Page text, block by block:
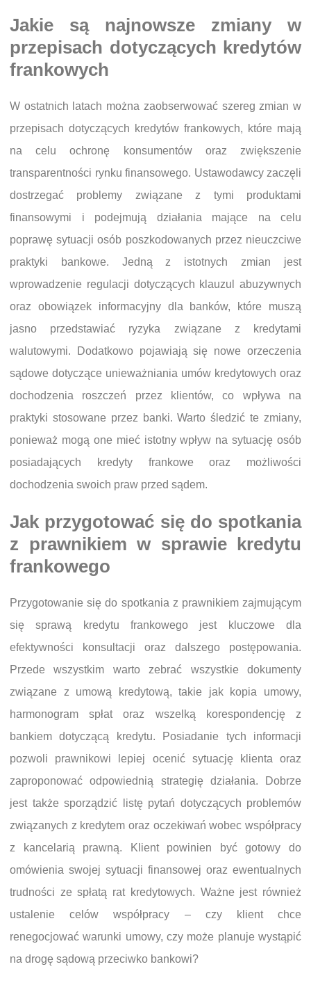
Jakie są najnowsze zmiany w
przepisach dotyczących kredytów
frankowych
W ostatnich latach można zaobserwować szereg zmian w
przepisach dotyczących kredytów frankowych, które mają
na celu ochronę konsumentów oraz zwiększenie
transparentności rynku finansowego. Ustawodawcy zaczęli
dostrzegać problemy związane z tymi produktami
finansowymi i podejmują działania mające na celu
poprawę sytuacji osób poszkodowanych przez nieuczciwe
praktyki bankowe. Jedną z istotnych zmian jest
wprowadzenie regulacji dotyczących klauzul abuzywnych
oraz obowiązek informacyjny dla banków, które muszą
jasno przedstawiać ryzyka związane z kredytami
walutowymi. Dodatkowo pojawiają się nowe orzeczenia
sądowe dotyczące unieważniania umów kredytowych oraz
dochodzenia roszczeń przez klientów, co wpływa na
praktyki stosowane przez banki. Warto śledzić te zmiany,
ponieważ mogą one mieć istotny wpływ na sytuację osób
posiadających kredyty frankowe oraz możliwości
dochodzenia swoich praw przed sądem.
Jak przygotować się do spotkania
z prawnikiem w sprawie kredytu
frankowego
Przygotowanie się do spotkania z prawnikiem zajmującym
się sprawą kredytu frankowego jest kluczowe dla
efektywności konsultacji oraz dalszego postępowania.
Przede wszystkim warto zebrać wszystkie dokumenty
związane z umową kredytową, takie jak kopia umowy,
harmonogram spłat oraz wszelką korespondencję z
bankiem dotyczącą kredytu. Posiadanie tych informacji
pozwoli prawnikowi lepiej ocenić sytuację klienta oraz
zaproponować odpowiednią strategię działania. Dobrze
jest także sporządzić listę pytań dotyczących problemów
związanych z kredytem oraz oczekiwań wobec współpracy
z kancelarią prawną. Klient powinien być gotowy do
omówienia swojej sytuacji finansowej oraz ewentualnych
trudności ze spłatą rat kredytowych. Ważne jest również
ustalenie celów współpracy – czy klient chce
renegocjować warunki umowy, czy może planuje wystąpić
na drogę sądową przeciwko bankowi?